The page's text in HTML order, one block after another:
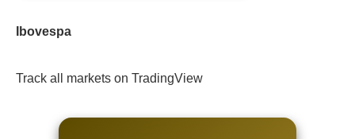
Ibovespa
Track all markets on TradingView